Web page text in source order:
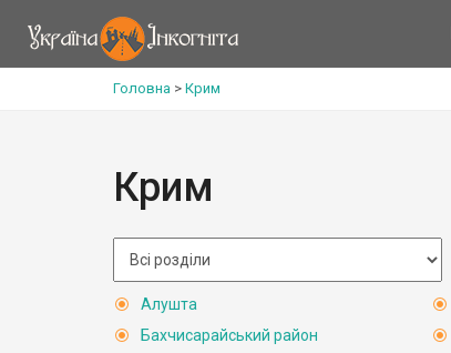
Головна > Крим
Крим
Алушта
Бахчисарайський район